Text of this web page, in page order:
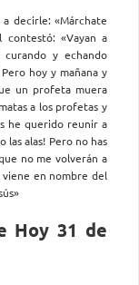
decirle: «Márchate
«Vayan a
y echando
hoy y mañana y
un profeta muera
a los profetas y
he querido reunir a
las alas! Pero no has
no me volverán a
en nombre del
Hoy 31 de